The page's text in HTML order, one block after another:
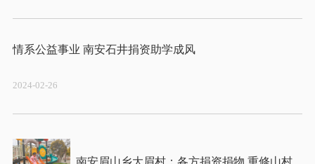
情系公益事业 南安石井捐资助学成风
2024-02-26
南安眉山乡大眉村：各方捐资捐物 重修山村